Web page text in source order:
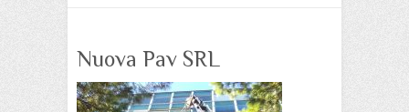
Nuova Pav SRL